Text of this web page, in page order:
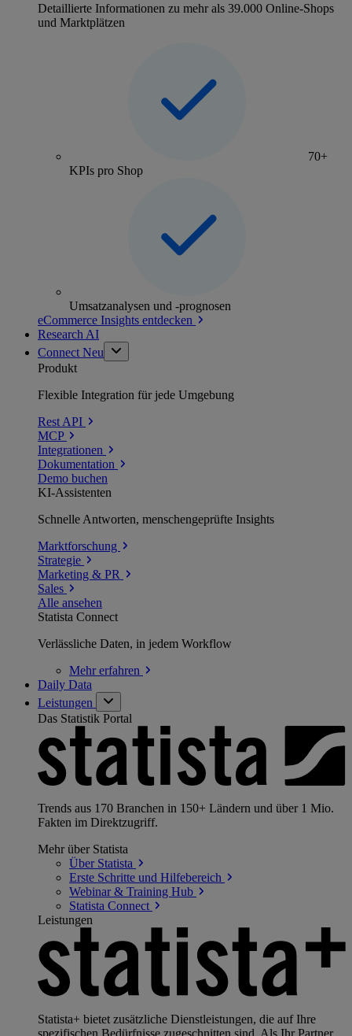
Detaillierte Informationen zu mehr als 39.000 Online-Shops
und Marktplätzen
70+
KPIs pro Shop
Umsatzanalysen und -prognosen
eCommerce Insights entdecken
Research AI
Connect Neu
Produkt
Flexible Integration für jede Umgebung
Rest API
MCP
Integrationen
Dokumentation
Demo buchen
KI-Assistenten
Schnelle Antworten, menschengeprüfte Insights
Marktforschung
Strategie
Marketing & PR
Sales
Alle ansehen
Statista Connect
Verlässliche Daten, in jedem Workflow
Mehrerfahren
Daily Data
Leistungen
Das Statistik Portal
Trends aus 170 Branchen in 150+ Ländern und über 1 Mio.
Fakten im Direktzugriff.
Mehr über Statista
Über Statista
Erste Schritte und Hilfebereich
Webinar & Training Hub
Statista Connect
Leistungen
Statista+ bietet zusätzliche Dienstleistungen, die auf Ihre
spezifischen Bedürfnisse zugeschnitten sind. Als Ihr Partner